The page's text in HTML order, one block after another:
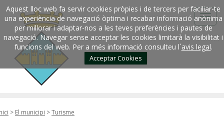
Aquest lloc web fa servir cookies pròpies i de tercers per faciliar-te
una experiència de navegació òptima i recabar informació anònima
per millorar i adaptar-nos a les teves preferències i pautes de
navegació. Navegar sense acceptar les cookies limitarà la visibilitat i
funcions del web. Per a més informació consulteu l´avis legal.
Acceptar Cookies
> El municipi >Turisme